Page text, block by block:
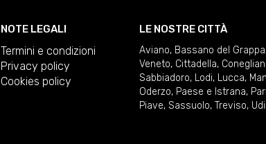
NOTE LEGALI
Termini e condizioni
Privacy policy
Cookies policy
LE NOSTRE CITTÀ
Aviano, Bassano del Grappa
Veneto, Cittadella,
Sabbiadoro, Lodi, Lucca,
Oderzo, Paese e Istrana,
Piave, Sassuolo, Treviso,